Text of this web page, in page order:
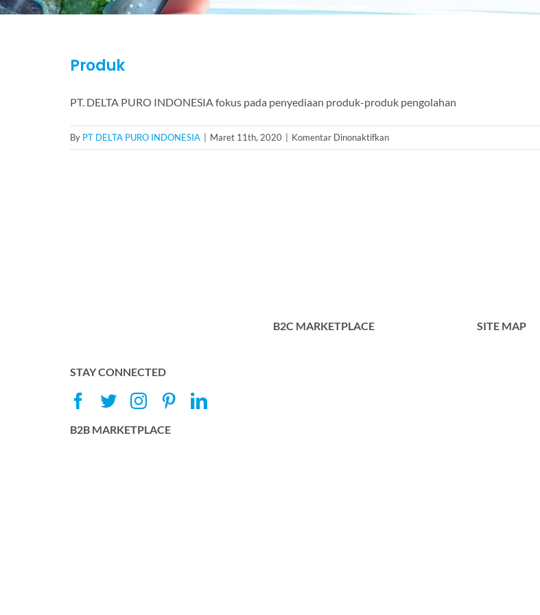
Produk
PT. DELTA PURO INDONESIA fokus pada penyediaan produk-produk pengolahan
By PT DELTA PURO INDONESIA Maret 11th, 2020 Komentar Dinonaktifkanpada
Produk
STAY CONNECTED
B2B MARKETPLACE
B2C MARKETPLACE SITE MAP